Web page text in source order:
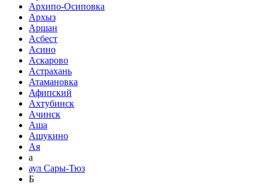
Архипо-Осиповка
Архыз
Аршан
Асбест
Асино
Аскарово
Астрахань
Атамановка
Афипский
Ахтубинск
Ачинск
Аша
Ашукино
Ая
а
аул Сары-Тюз
Б